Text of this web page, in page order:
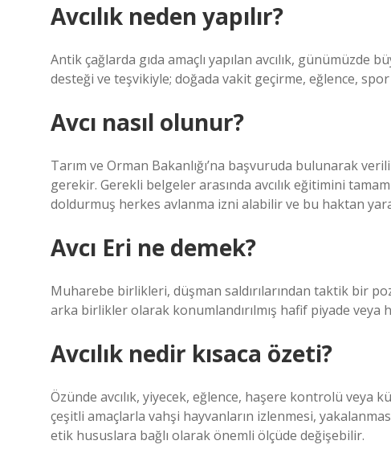
Avcılık neden yapılır?
Antik çağlarda gıda amaçlı yapılan avcılık,
desteği ve teşvikiyle; doğada vakit geçirme, eğlence,
Avcı nasıl olunur?
Tarım ve Orman Bakanlığı’na başvuruda bulunarak
gerekir. Gerekli belgeler arasında avcılık eğitimini
doldurmuş herkes avlanma izni alabilir ve bu haktan
Avcı Eri ne demek?
Muharebe birlikleri, düşman saldırılarından taktik bir
arka birlikler olarak konumlandırılmış hafif piyade
Avcılık nedir kısaca özeti?
Özünde avcılık, yiyecek, eğlence, haşere kontrolü veya
çeşitli amaçlarla vahşi hayvanların izlenmesi,
etik hususlara bağlı olarak önemli ölçüde değişebilir.